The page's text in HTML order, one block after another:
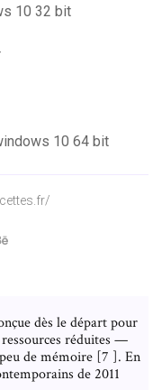
10 32 bit
10 64 bit
dès le départ pour
réduites —
de mémoire [7 ]. En
de 2011